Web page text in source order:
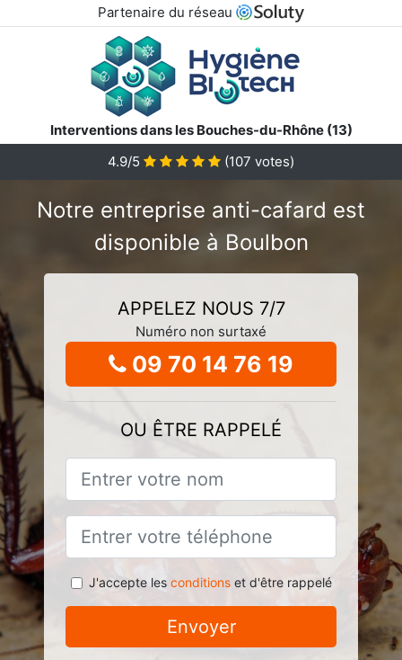
Partenaire du réseau
Interventions dans les Bouches-du-Rhône (13)
4.9/5
(107 votes)
Notre entreprise anti-cafard est
disponible à Boulbon
APPELEZ NOUS 7/7
Numéro non surtaxé
09 70 14 76 19
OU ÊTRE RAPPELÉ
J'accepte les conditionset d'être rappelé
Envoyer